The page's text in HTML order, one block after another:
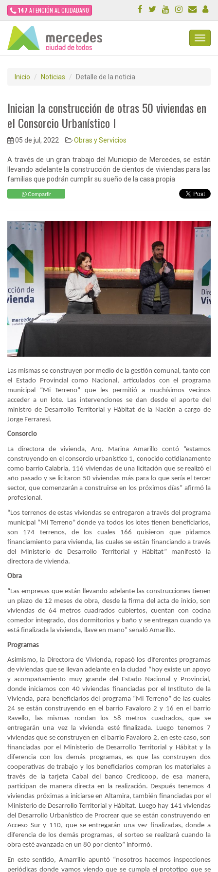
147 ATENCIÓN AL CIUDADANO
Inicio Noticias Detalle de la noticia
Inician la construcción de otras 50 viviendas en
el Consorcio Urbanístico I
05 de jul, 2022 Obras y Servicios
A través de un gran trabajo del Municipio de Mercedes, se están
llevando adelante la construcción de cientos de viviendas para las
familias que podrán cumplir su sueño de la casa propia
Compartir
Las mismas se construyen por medio de la gestión comunal, tanto con
el Estado Provincial como Nacional, articulados con el programa
municipal “Mi Terreno” que les permitió a muchísimos vecinos
acceder a un lote. Las intervenciones se dan desde el aporte del
ministro de Desarrollo Territorial y Hábitat de la Nación a cargo de
Jorge Ferraresi.
Consorcio
La directora de vivienda, Arq. Marina Amarillo contó “estamos
construyendo en el consorcio urbanístico 1, conocido cotidianamente
como barrio Calabria, 116 viviendas de una licitación que se realizó el
año pasado y se licitaron 50 viviendas más para lo que sería el tercer
sector, que comenzarán a construirse en los próximos días” afirmó la
profesional.
“Los terrenos de estas viviendas se entregaron a través del programa
municipal “Mi Terreno” donde ya todos los lotes tienen beneficiarios,
son 174 terrenos, de los cuales 166 quisieron que pidamos
financiamiento para vivienda, las cuales se están financiando a través
del Ministerio de Desarrollo Territorial y Hábitat” manifestó la
directora de vivienda.
Obra
“Las empresas que están llevando adelante las construcciones tienen
un plazo de 12 meses de obra, desde la firma del acta de inicio, son
viviendas de 64 metros cuadrados cubiertos, cuentan con cocina
comedor integrado, dos dormitorios y baño y se entregan cuando ya
está finalizada la vivienda, llave en mano” señaló Amarillo.
Programas
Asimismo, la Directora de Vivienda, repasó los diferentes programas
de viviendas que se llevan adelante en la ciudad “hoy existe un apoyo
y acompañamiento muy grande del Estado Nacional y Provincial,
donde iniciamos con 40 viviendas financiadas por el Instituto de la
Vivienda, para beneficiarios del programa “Mi Terreno” de las cuales
24 se están construyendo en el barrio Favaloro 2 y 16 en el barrio
Ravello, las mismas rondan los 58 metros cuadrados, que se
entregarán una vez la vivienda esté finalizada. Luego tenemos 7
viviendas que se construyen en el barrio Favaloro 2, en este caso, son
financiadas por el Ministerio de Desarrollo Territorial y Hábitat y la
diferencia con los demás programas, es que las construyen dos
cooperativas de trabajo y los beneficiarios compran los materiales a
través de la tarjeta Cabal del banco Credicoop, de esa manera,
participan de manera directa en la realización. Después tenemos 4
viviendas próximas a iniciarse en Altamira, también financiadas por el
Ministerio de Desarrollo Territorial y Hábitat. Luego hay 141 viviendas
del Desarrollo Urbanístico de Procrear que se están construyendo en
Acceso Sur y 110, que se entregarán una vez finalizadas, donde a
diferencia de los demás programas, el sorteo se realizará cuando la
obra esté avanzada en un 80 por ciento” informó.
En este sentido, Amarrillo apuntó “nosotros hacemos inspecciones
periódicas donde vamos viendo que se cumpla el prototipo que se